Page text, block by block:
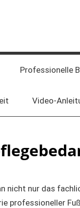
Professionelle
Video-
nicht nur das
professioneller